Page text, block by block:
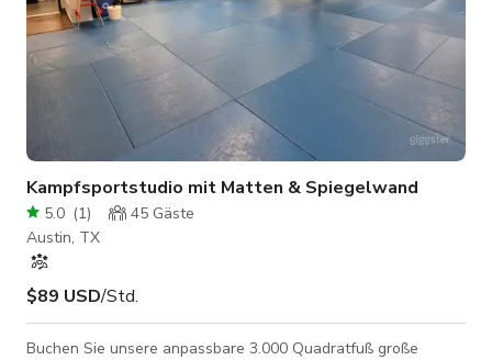
Kampfsportstudio mit Matten & Spiegelwand
5.0 (1) 45 Gäste
Austin, TX
$89 USD/Std.
Buchen Sie unsere anpassbare 3.000 Quadratfuß große